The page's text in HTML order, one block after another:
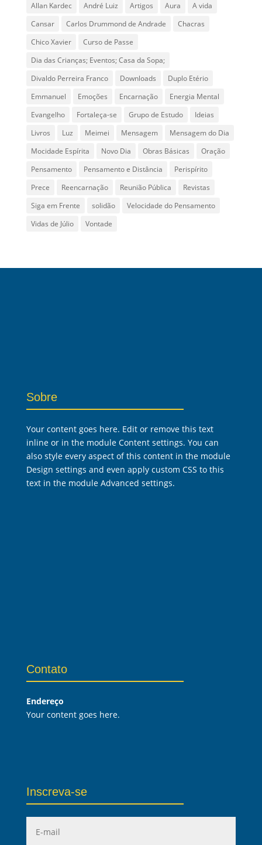
Allan Kardec André Luiz Artigos Aura
A vida
Cansar
Carlos Drummond de Andrade
Chacras
Chico Xavier
Curso de Passe
Dia das Crianças; Eventos; Casa da Sopa;
Divaldo Perreira Franco
Downloads
Duplo Etério
Emmanuel
Emoções Encarnação
Energia Mental
Evangelho
Fortaleça-se Grupo de Estudo
Ideias
Livros
Luz Meimei Mensagem
Mensagem do Dia
Mocidade Espírita
Novo Dia Obras Básicas
Oração
Pensamento
Pensamento e Distância
Perispírito
Prece
Reencarnação Reunião Pública
Revistas
Siga em Frente
solidão
Velocidade do Pensamento
Vidas de Júlio
Vontade
Sobre
Your content goes here. Edit or remove this text
inline or in the module Content settings. You can
also style every aspect of this content in the module
Design settings and even apply custom CSS to this
text in the module Advanced settings.
Contato
Endereço
Your content goes here.
Inscreva-se